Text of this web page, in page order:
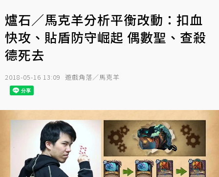
爐石／馬克羊分析平衡改動：扣血
快攻、貼盾防守崛起 偶數聖、查殺
德死去
2018-05-16 13:09 遊戲角落／馬克羊